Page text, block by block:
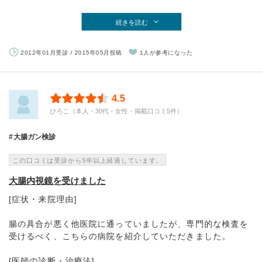
続きを読む
2012年01月受診 / 2015年05月投稿 1人が参考になった
4.5
ひろこ（本人・30代・女性・掲載口コミ5件）
大腸ガン検診
この口コミは受診から5年以上経過しています。
大腸内視鏡を受けました
[症状・来院理由]
腸の具合が悪く他医院に通っていましたが、専門的な検査を
受けるべく、こちらの病院を紹介していただきました。